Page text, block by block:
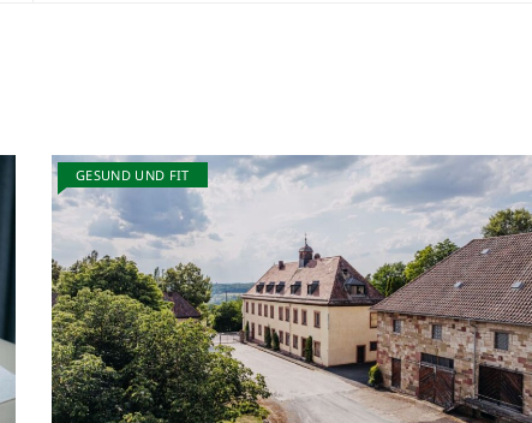
GESUND UND FIT